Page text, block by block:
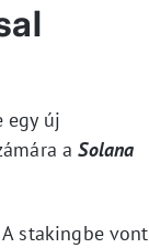
egy új
aSolana
stakingbe vont